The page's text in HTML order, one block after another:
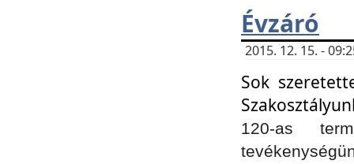
Évzáró
2015. 12. 15. -
Sok
120-as